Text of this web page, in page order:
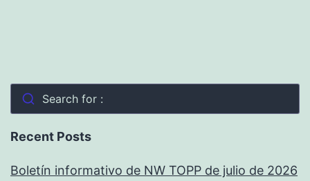
Search for :
Recent Posts
Boletín informativo de NW TOPP de julio de 2026